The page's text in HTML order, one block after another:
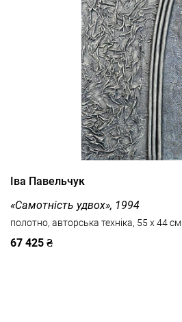
Іва Павельчук
«Самотність удвох», 1994
полотно, авторська техніка, 55 x 44 см
67 425 ₴